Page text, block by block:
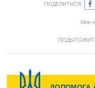
ПОДЕЛИТЬСЯ:
Мне